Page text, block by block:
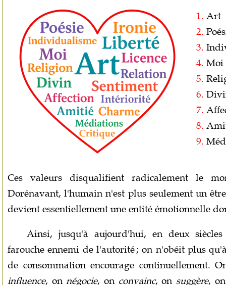
1. Art
2.
3.
4. Moi
5.
6.
7.
8.
9.
Ces valeurs disqualifient radicalement le
Dorénavant, l'humain n'est plus seulement un
devient essentiellement une entité émotionnelle
Ainsi, jusqu'à aujourd'hui, en deux
farouche ennemi de l'autorité ; on n'obéit plus
de consommation encourage continuellement.
influence, onnégocie, on convainc, onsuggère,